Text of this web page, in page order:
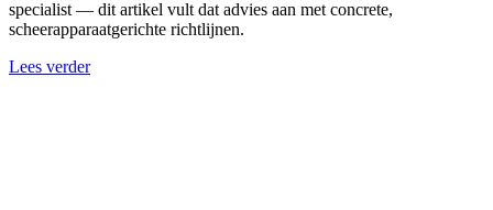
specialist — dit artikel vult dat advies aan met concrete,
scheerapparaatgerichte richtlijnen.
Lees verder